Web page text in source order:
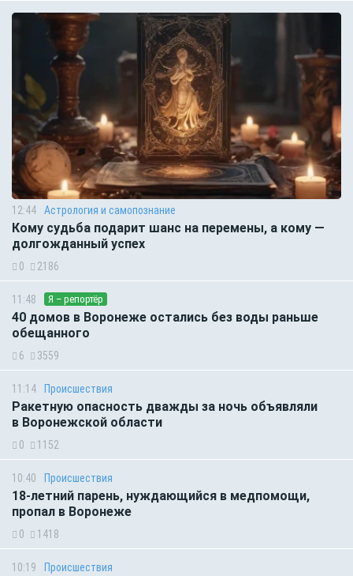
12:44 Астрология и самопознание
Кому судьба подарит шанс на перемены, а кому —
долгожданный успех
0 2186
11:48 Я – репортёр
40 домов в Воронеже остались без воды раньше
обещанного
6 3559
11:14 Происшествия
Ракетную опасность дважды за ночь объявляли
в Воронежской области
0 1152
10:40 Происшествия
18-летний парень, нуждающийся в медпомощи,
пропал в Воронеже
0 1418
10:19 Происшествия